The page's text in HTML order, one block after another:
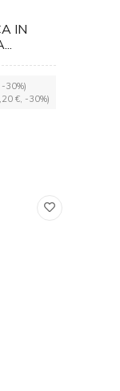
IN
30%)
€, -30%)